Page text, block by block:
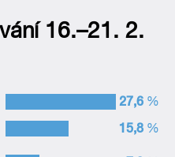
16.–21. 2.
27,6 %
15,8 %